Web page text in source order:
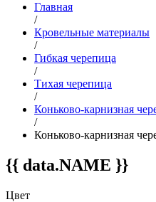
Главная
/
Кровельные материалы
/
Гибкая черепица
/
Тихая черепица
/
Коньково-карнизная
/
Коньково-карнизная
{{ data.NAME }}
Цвет